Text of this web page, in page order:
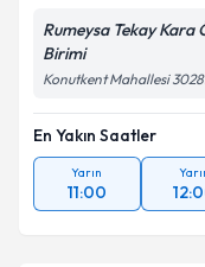
Rumeysa Tekay Kara
Birimi
Konutkent Mahallesi
En Yakın Saatler
Yarın
11:00